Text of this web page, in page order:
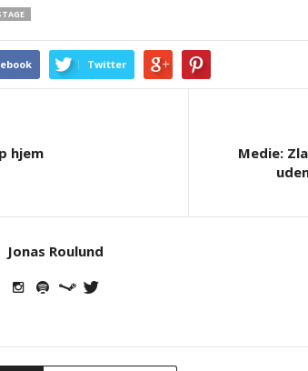
Twitter
hjem
Medie:
Jonas Roulund